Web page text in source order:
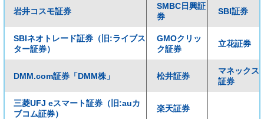
岩井コスモ証券
SMBC日興証
券
SBI証券
SBIネオトレード証券（旧:ライブス
ター証券）
GMOクリッ
ク証券
立花証券
DMM.com証券「DMM株」 松井証券
マネックス
証券
三菱UFJ eスマート証券（旧:auカ
ブコム証券）
楽天証券